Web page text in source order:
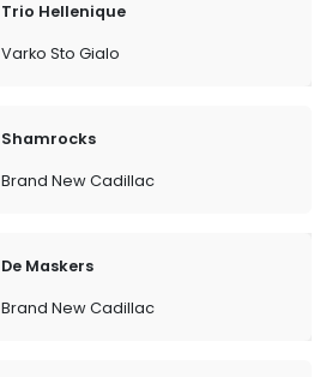
Trio Hellenique
Varko Sto Gialo
Shamrocks
Brand New Cadillac
De Maskers
Brand New Cadillac